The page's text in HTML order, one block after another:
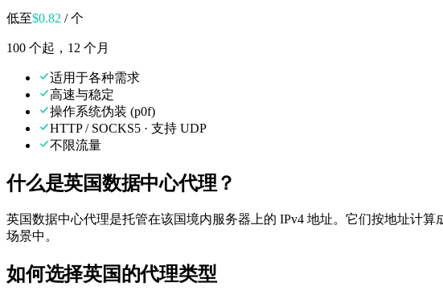
低至$0.82 / 个
100 个起，12 个月
适用于各种需求
高速与稳定
操作系统伪装 (p0f)
HTTP / SOCKS5 · 支持 UDP
不限流量
什么是英国数据中心代理？
英国数据中心代理是托管在该国境内服务器上的 IPv4 地址。它们按地址计
场景中。
如何选择英国的代理类型